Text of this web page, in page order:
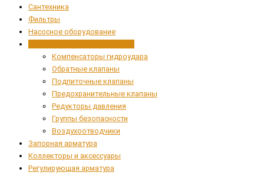
Сантехника
Фильтры
Насосное оборудование
Компенсаторы гидроудара
Обратные клапаны
Подпиточные клапаны
Предохранительные клапаны
Редукторы давления
Группы безопасности
Воздухоотводчики
Запорная арматура
Коллекторы и аксессуары
Регулирующая арматура